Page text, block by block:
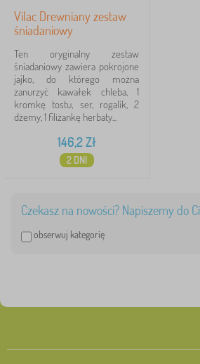
Vilac Drewniany zestaw
śniadaniowy
Ten oryginalny zestaw
śniadaniowy zawiera pokrojone
jajko, do którego można
zanurzyć kawałek chleba, 1
kromkę tostu, ser, rogalik, 2
dżemy, 1 filiżankę herbaty...
146,2Zł
2 DNI
Czekasz na nowości? Napiszemy do
obserwuj kategorię